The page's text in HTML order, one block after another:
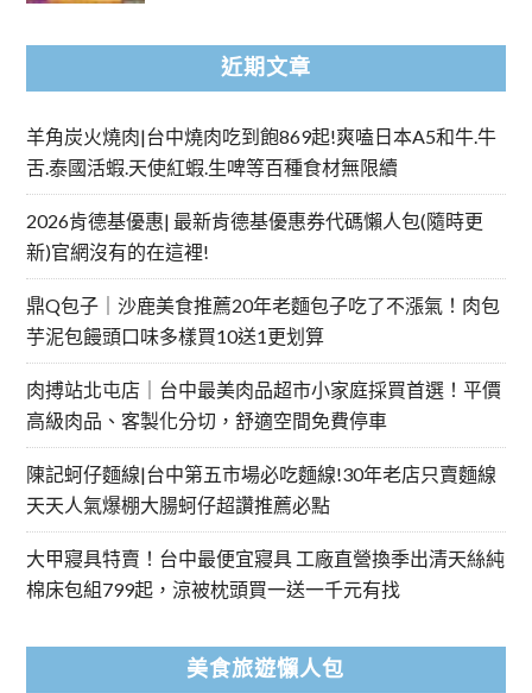
近期文章
羊角炭火燒肉|台中燒肉吃到飽869起!爽嗑日本A5和牛.牛
舌.泰國活蝦.天使紅蝦.生啤等百種食材無限續
2026肯德基優惠| 最新肯德基優惠券代碼懶人包(隨時更
新)官網沒有的在這裡!
鼎Q包子｜沙鹿美食推薦20年老麵包子吃了不漲氣！肉包
芋泥包饅頭口味多樣買10送1更划算
肉搏站北屯店｜台中最美肉品超市小家庭採買首選！平價
高級肉品、客製化分切，舒適空間免費停車
陳記蚵仔麵線|台中第五市場必吃麵線!30年老店只賣麵線
天天人氣爆棚大腸蚵仔超讚推薦必點
大甲寢具特賣！台中最便宜寢具 工廠直營換季出清天絲純
棉床包組799起，涼被枕頭買一送一千元有找
美食旅遊懶人包